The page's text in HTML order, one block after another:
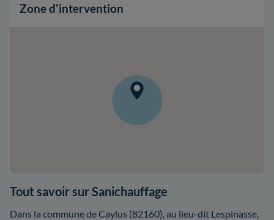
Zone d'intervention
Tout savoir sur Sanichauffage
Dans la commune de Caylus (82160), au lieu-dit Lespinasse,